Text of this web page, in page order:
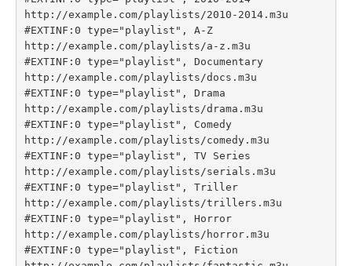
http://example.com/playlists/2010-2014.m3u
#EXTINF:0 type="playlist", A-Z
http://example.com/playlists/a-z.m3u
#EXTINF:0 type="playlist", Documentary
http://example.com/playlists/docs.m3u
#EXTINF:0 type="playlist", Drama
http://example.com/playlists/drama.m3u
#EXTINF:0 type="playlist", Comedy
http://example.com/playlists/comedy.m3u
#EXTINF:0 type="playlist", TV Series
http://example.com/playlists/serials.m3u
#EXTINF:0 type="playlist", Triller
http://example.com/playlists/trillers.m3u
#EXTINF:0 type="playlist", Horror
http://example.com/playlists/horror.m3u
#EXTINF:0 type="playlist", Fiction